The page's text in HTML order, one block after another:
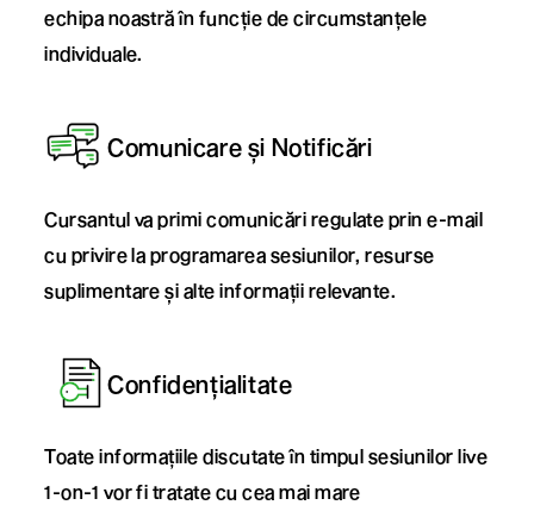
echipa noastră în funcție de circumstanțele
individuale.
Comunicare și Notificări
Cursantul va primi comunicări regulate prin e-mail
cu privire la programarea sesiunilor, resurse
suplimentare și alte informații relevante.
Confidențialitate
Toate informațiile discutate în timpul sesiunilor live
1-on-1 vor fi tratate cu cea mai mare